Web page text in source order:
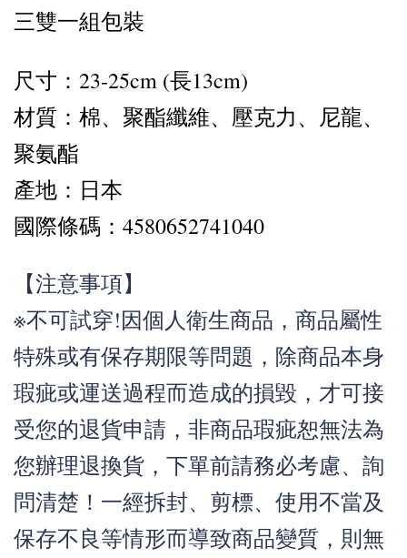
三雙一組包裝
尺寸：23-25cm (長13cm)
材質：棉、聚酯纖維、壓克力、尼龍、
聚氨酯
產地：日本
國際條碼：4580652741040
【注意事項】
※不可試穿!因個人衛生商品，商品屬性
特殊或有保存期限等問題，除商品本身
瑕疵或運送過程而造成的損毀，才可接
受您的退貨申請，非商品瑕疵恕無法為
您辦理退換貨，下單前請務必考慮、詢
問清楚！一經拆封、剪標、使用不當及
保存不良等情形而導致商品變質，則無